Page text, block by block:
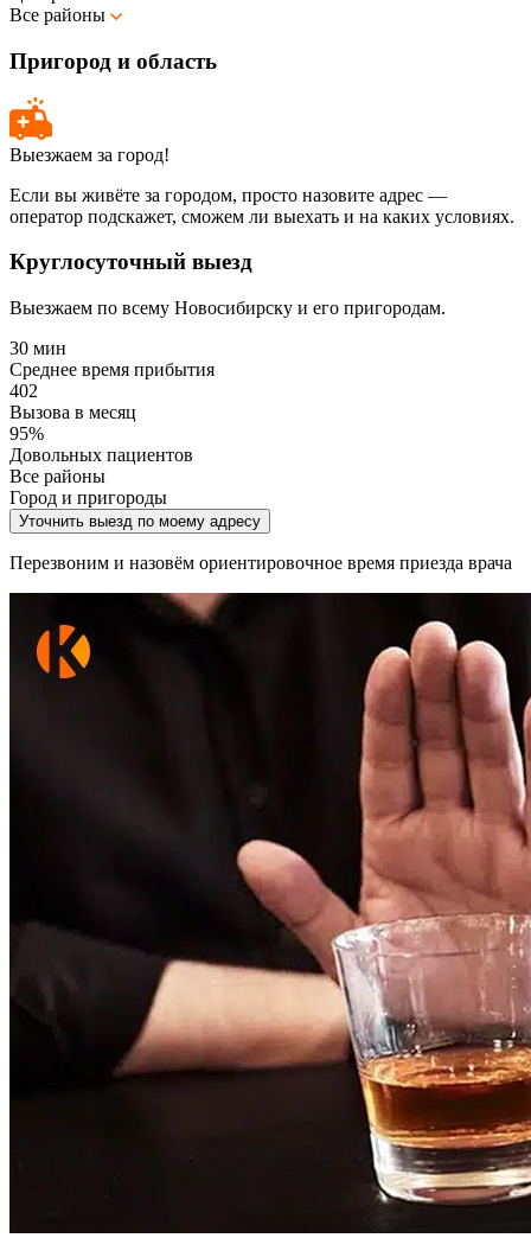
Все районы
Пригород и область
Выезжаем за город!
Если вы живёте за городом, просто назовите адрес —
оператор подскажет, сможем ли выехать и на каких условиях.
Круглосуточный выезд
Выезжаем по всему Новосибирску и его пригородам.
30 мин
Среднее время прибытия
402
Вызова в месяц
95%
Довольных пациентов
Все районы
Город и пригороды
Уточнить выезд по моему адресу
Перезвоним и назовём ориентировочное время приезда врача